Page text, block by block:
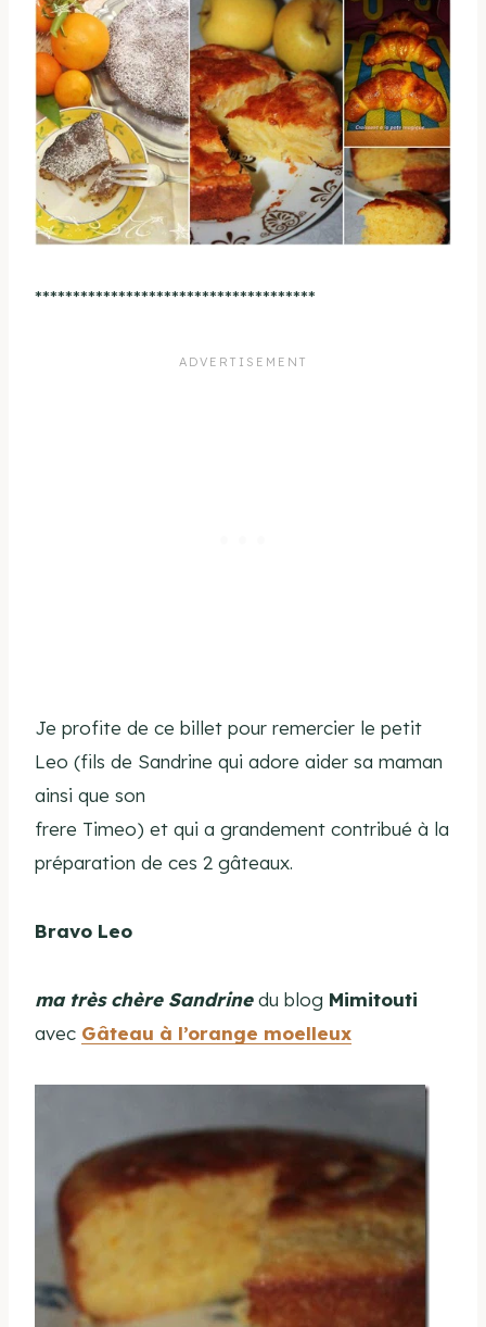
*************************************
Je profite de ce billet pour remercier le petit
Leo (fils de Sandrine qui adore aider sa maman
ainsi que son
frere Timeo) et qui a grandement contribué à la
préparation de ces 2 gâteaux.
Bravo Leo
ma très chère Sandrinedu blog Mimitouti
avec Gâteau à l’orange moelleux